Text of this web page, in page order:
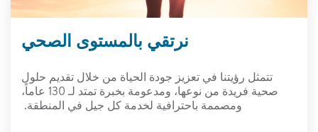
نرتقي بالمستوى الصحي
تتمثل رؤيتنا في تعزيز جودة الحياة من خلال تقديم حلول
صحية فريدة من نوعها، ومدعومة بخبرة تمتد لـ 130 عاماً،
ومصممة باحترافية لخدمة كل جيل في المنطقة.